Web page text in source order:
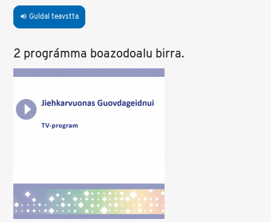
volume_up Guldal teavstta
2 prográmma boazodoalu birra.